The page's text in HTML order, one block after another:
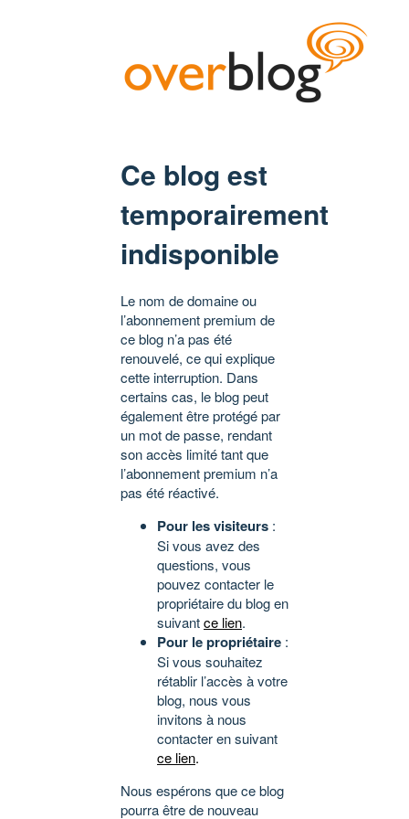
Ce blog est
temporairement
indisponible
Le nom de domaine ou
l’abonnement premium de
ce blog n’a pas été
renouvelé, ce qui explique
cette interruption. Dans
certains cas, le blog peut
également être protégé par
un mot de passe, rendant
son accès limité tant que
l’abonnement premium n’a
pas été réactivé.
Pour les visiteurs :
Si vous avez des
questions, vous
pouvez contacter le
propriétaire du blog en
suivantce lien.
Pour le propriétaire :
Si vous souhaitez
rétablir l’accès à votre
blog, nous vous
invitons à nous
contacter en suivant
ce lien.
Nous espérons que ce blog
pourra être de nouveau